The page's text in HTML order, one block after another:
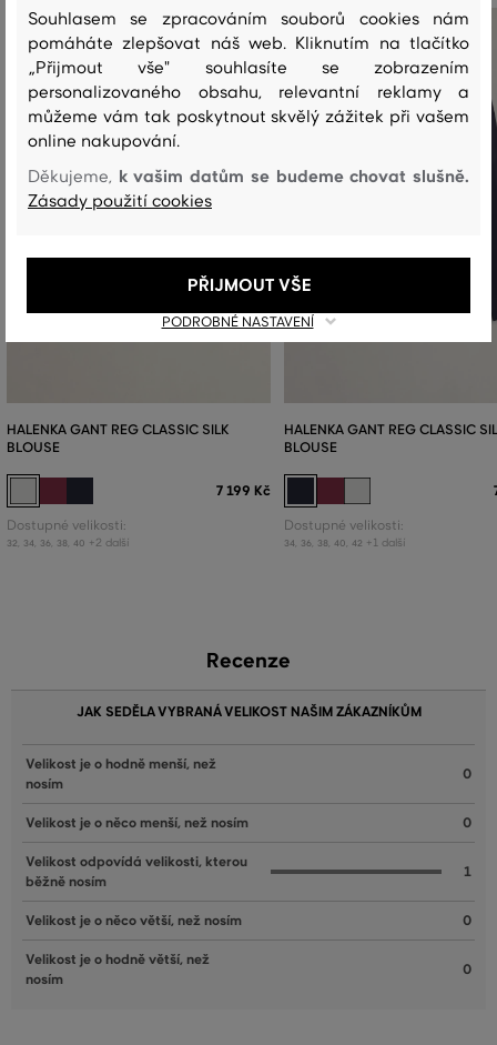
HALENKA GANT REG CLASSIC SILK
BLOUSE
7 199 Kč
Dostupné velikosti:
32 34 36 38 40 +2 další
HALENKA GANT REG CLASSIC
BLOUSE
Dostupné velikosti:
34 36 38 40 42 +1 další
Recenze
JAK SEDĚLA VYBRANÁ VELIKOST NAŠIM ZÁKAZNÍKŮM
Velikost je o hodně menší, než
nosím
0
Velikost je o něco menší, než nosím 0
Velikost odpovídá velikosti, kterou
běžně nosím
1
Velikost je o něco větší, než nosím 0
Velikost je o hodně větší, než
nosím
0
Souhlasem se zpracováním souborů cookies nám
pomáháte zlepšovat náš web. Kliknutím na tlačítko
„Přijmout vše" souhlasíte se zobrazením
personalizovaného obsahu, relevantní reklamy a
můžeme vám tak poskytnout skvělý zážitek při vašem
online nakupování.
Děkujeme, k vašim datům se budeme chovat slušně.
Zásady použití cookies
PODROBNÉ NASTAVENÍ
PŘIJMOUT VŠE